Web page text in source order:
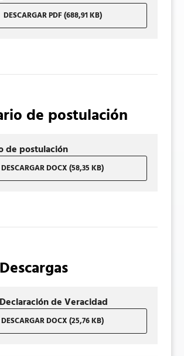
DESCARGAR PDF (688,91 KB)
de postulación
de postulación
DESCARGAR DOCX (58,35 KB)
de Veracidad
DESCARGAR DOCX (25,76 KB)